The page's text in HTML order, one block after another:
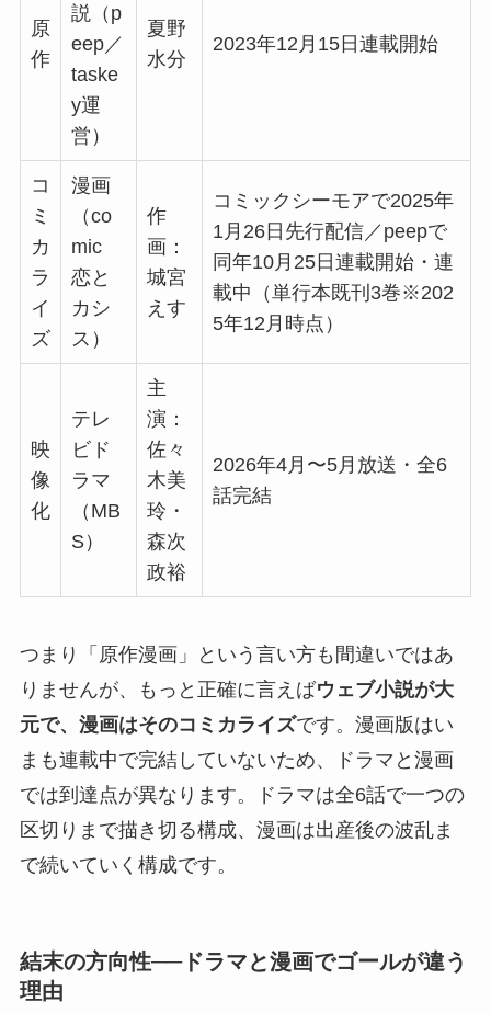
原
作
説（p
eep／
taske
y運
営）
夏野
水分
2023年12月15日連載開始
コ
ミ
カ
ラ
イ
ズ
漫画
（co
mic
恋と
カシ
ス）
作
画：
城宮
えす
コミックシーモアで2025年
1月26日先行配信／peepで
同年10月25日連載開始・連
載中（単行本既刊3巻※202
5年12月時点）
映
像
化
テレ
ビド
ラマ
（MB
S）
主
演：
佐々
木美
玲・
森次
政裕
2026年4月〜5月放送・全6
話完結
つまり「原作漫画」という言い方も間違いではあ
りませんが、もっと正確に言えばウェブ小説が大
元で、漫画はそのコミカライズです。漫画版はい
まも連載中で完結していないため、ドラマと漫画
では到達点が異なります。ドラマは全6話で一つの
区切りまで描き切る構成、漫画は出産後の波乱ま
で続いていく構成です。
結末の方向性──ドラマと漫画でゴールが違う
理由